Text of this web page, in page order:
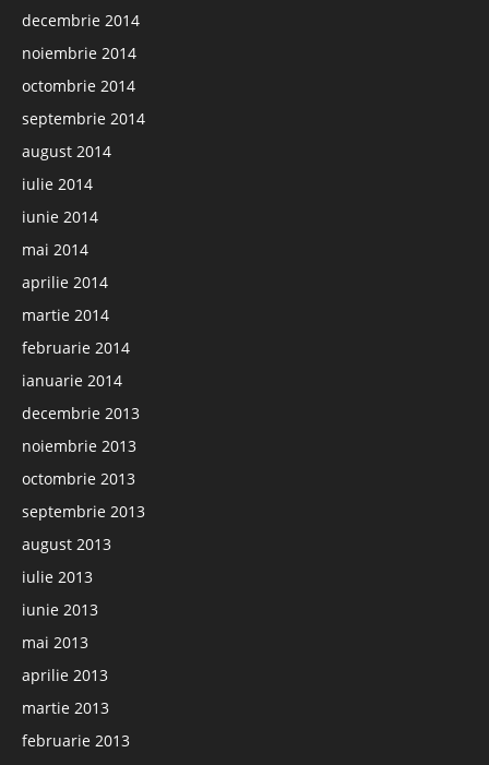
decembrie 2014
noiembrie 2014
octombrie 2014
septembrie 2014
august 2014
iulie 2014
iunie 2014
mai 2014
aprilie 2014
martie 2014
februarie 2014
ianuarie 2014
decembrie 2013
noiembrie 2013
octombrie 2013
septembrie 2013
august 2013
iulie 2013
iunie 2013
mai 2013
aprilie 2013
martie 2013
februarie 2013